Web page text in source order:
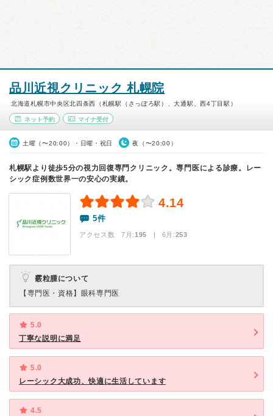
品川近視クリニック 札幌院
北海道札幌市中央区北四条西（札幌駅（さっぽろ駅）、大通駅、西4丁目駅）
ネット予約 マイナ受付
土曜（〜20:00）・日曜・祝日 夜（〜20:00）
札幌駅より徒歩5分の視力回復専門クリニック。専門医による診療。レー
シック症例数世界一の安心の実績。
4.14
5件
アクセス数 7月:195 | 6月:253
霰粒腫について
【専門医・資格】 眼科専門医
5.0
丁寧な説明に満足
5.0
レーシック大成功、快適に生活しています
4.5